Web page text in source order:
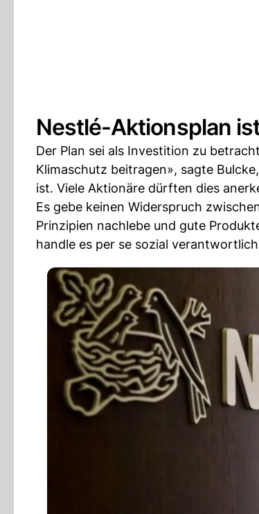
Nestlé-Aktionsplan
Der Plan sei als Investition zu
Klimaschutz beitragen», sagte
ist. Viele Aktionäre dürften dies
Es gebe keinen Widerspruch
Prinzipien nachlebe und gute
handle es per se sozial